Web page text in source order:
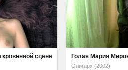
сцене Голая Мария
Олигарх (2002)